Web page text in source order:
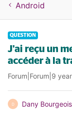
Android
QUESTION
J'ai reçu un
accéder à la
Forum|Forum|9
D Dany Bourgeois